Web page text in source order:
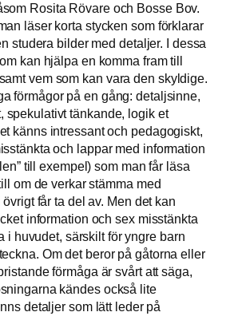
Rosita Rövare och Bosse Bov.
läser korta stycken som förklarar
studera bilder med detaljer. I dessa
kan hjälpa en komma fram till
vem som kan vara den skyldige.
förmågor på en gång: detaljsinne,
spekulativt tänkande, logik et
känns intressant och pedagogiskt,
och lappar med information
till exempel) som man får läsa
om de verkar stämma med
får ta del av. Men det kan
information och sex misstänkta
i huvudet, särskilt för yngre barn
Om det beror på gåtorna eller
förmåga är svårt att säga,
kändes också lite
detaljer som lätt leder på